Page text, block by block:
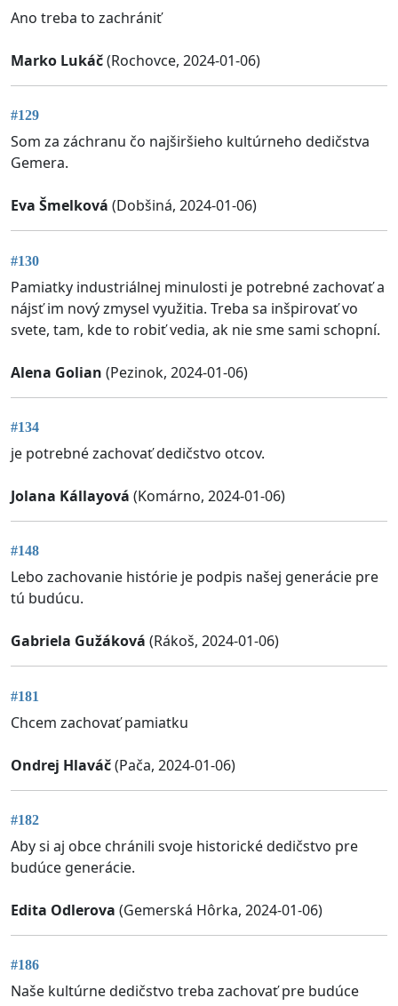
Ano treba to zachrániť
Marko Lukáč(Rochovce, 2024-01-06)
#129
Som za záchranu čo najširšieho kultúrneho dedičstva
Gemera.
Eva Šmelková (Dobšiná, 2024-01-06)
#130
Pamiatky industriálnej minulosti je potrebné zachovať a
nájsť im nový zmysel využitia. Treba sa inšpirovať vo
svete, tam, kde to robiť vedia, ak nie sme sami schopní.
Alena Golian (Pezinok, 2024-01-06)
#134
je potrebné zachovať dedičstvo otcov.
Jolana Kállayová (Komárno, 2024-01-06)
#148
Lebo zachovanie histórie je podpis našej generácie pre
tú budúcu.
Gabriela Gužáková (Rákoš, 2024-01-06)
#181
Chcem zachovať pamiatku
Ondrej Hlaváč(Pača, 2024-01-06)
#182
Aby si aj obce chránili svoje historické dedičstvo pre
budúce generácie.
Edita Odlerova (Gemerská Hôrka, 2024-01-06)
#186
Naše kultúrne dedičstvo treba zachovať pre budúce